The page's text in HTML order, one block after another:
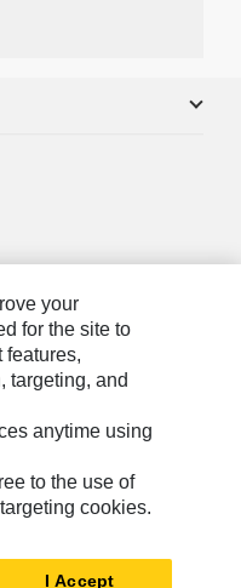
your
for the site to
features,
targeting, and
anytime using
to the use of
cookies.
I Accept